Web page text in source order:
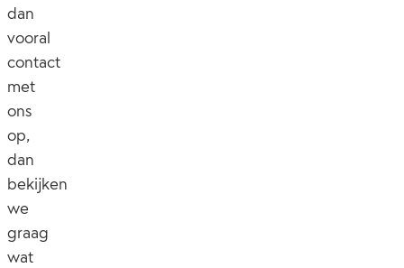
dan
vooral
contact
met
ons
op,
dan
bekijken
we
graag
wat